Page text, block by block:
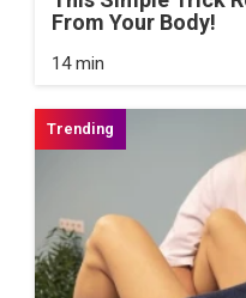
From Your Body!
14 min